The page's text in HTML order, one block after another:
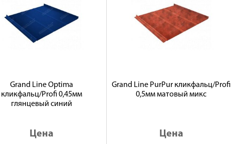
Grand Line Optima
кликфальц/Profi 0,45мм
глянцевый синий
Цена
Grand Line PurPur кликфальц/Profi
0,5мм матовый микс
Цена